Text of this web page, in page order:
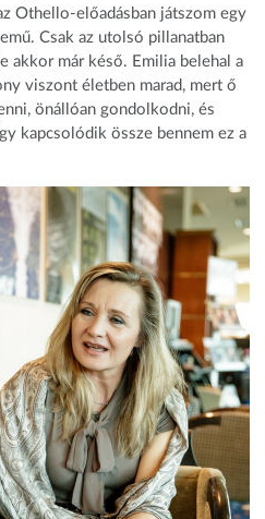
Othello-előadásban játszom egy
Csak az utolsó pillanatban
akkor már késő. Emilia belehal a
viszont életben marad, mert ő
önállóan gondolkodni, és
kapcsolódik össze bennem ez a